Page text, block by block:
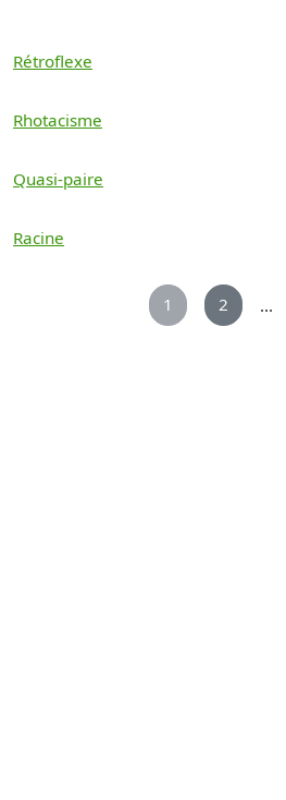
Rétroflexe
Rhotacisme
Quasi-paire
Racine
1 2 ...